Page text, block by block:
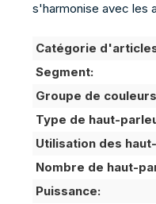
s'harmonise avec les
Catégorie
Segment:
Groupe de
Type de haut-
Utilisation des
Nombre de haut-
Puissance: